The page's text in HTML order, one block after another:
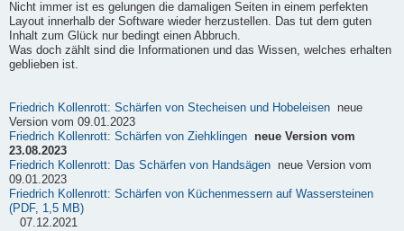
Nicht immer ist es gelungen die damaligen Seiten in einem perfekten
Layout innerhalb der Software wieder herzustellen. Das tut dem guten
Inhalt zum Glück nur bedingt einen Abbruch.
Was doch zählt sind die Informationen und das Wissen, welches erhalten
geblieben ist.
Friedrich Kollenrott: Schärfen von Stecheisen und Hobeleisen neue
Version vom 09.01.2023
Friedrich Kollenrott: Schärfen von Ziehklingen
neue Version vom
23.08.2023
Friedrich Kollenrott: Das Schärfen von Handsägen neue Version vom
09.01.2023
Friedrich Kollenrott: Schärfen von Küchenmessern auf Wassersteinen
(PDF, 1,5 MB)
07.12.2021